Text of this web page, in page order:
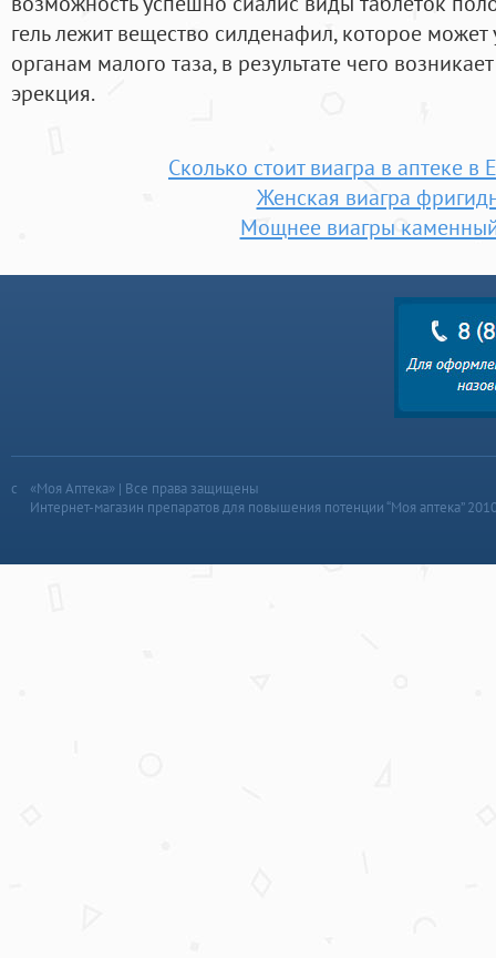
гель лежит вещество силденафил, которое
органам малого таза, в результате чего
эрекция.
Сколько стоит виагра в аптеке в
Женская виагра
Мощнее виагры
«Моя Аптека» | Все права защищены
Интернет-магазин препаратов для повышения потенции “Моя аптека”